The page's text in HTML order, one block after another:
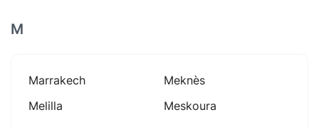
M
Marrakech
Meknès
Melilla
Meskoura